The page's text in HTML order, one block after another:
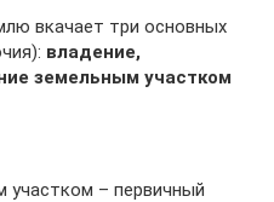
вкачает три основных
владение,
земельным участком
участком – первичный